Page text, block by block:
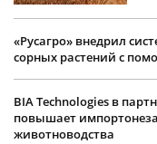
«Русагро» внедрил
сорных растений с
BIA Technologies в
повышает
животноводства